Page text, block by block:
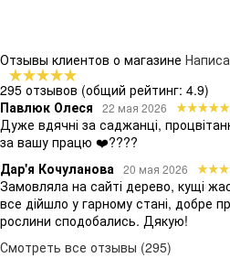
Отзывы клиентов о магазине
295 отзывов (общий рейтинг: 4.9)
Павлюк Олеся
22 мая 2026
Дуже вдячні за саджанці,
за вашу працю ❤️????
Дар'я Кочуланова 20 мая 2026
Замовляла на сайті дерево, кущі
все дійшло у гарному стані, добре
рослини сподобались. Дякую!
Смотреть все отзывы (295)